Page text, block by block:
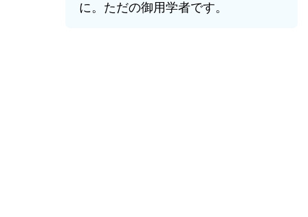
に。ただの御用学者です。